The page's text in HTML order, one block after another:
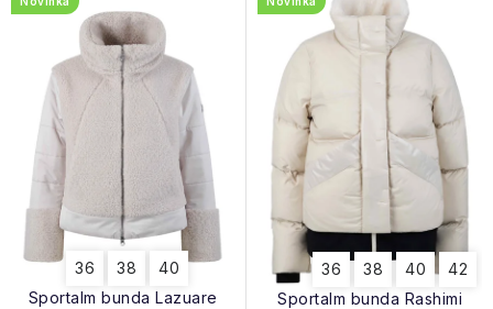
ZNAČKY
Vrátenie a výmena Doprava a platba
Moja objednávka
p
o
v
k
t
Sportalm bunda Lazuare
36 38 40
Sportalm bunda Rashimi
36 38 40 42